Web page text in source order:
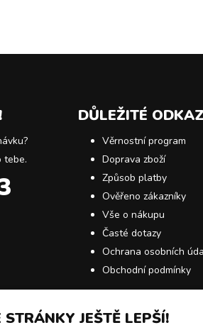
tebe.
DŮLEŽITÉ
Věrnostní program
Doprava zboží
Způsob platby
Ověřeno zákazníky
Vše o nákupu
Časté dotazy
Ochrana osobních
Obchodní podmínky
JEŠTĚ LEPŠÍ!